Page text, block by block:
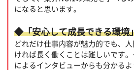
になると思います。
◆「安心して成長できる環境
どれだけ仕事内容が魅力的でも、
ければ長く働くことは難しいです
によるインタビューからも分かる